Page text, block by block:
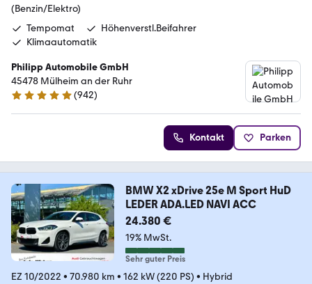
(Benzin/Elektro)
Tempomat
Höhenverstl.Beifahrer
Klimaautomatik
Philipp Automobile GmbH
45478 Mülheim an der Ruhr
4.9 Sterne
(942)
Kontakt Parken
BMW X2 xDrive 25e M Sport HuD
LEDER ADA.LED NAVI ACC
24.380 €
19% MwSt.
Sehr guter Preis
EZ 10/2022 • 70.980 km • 162 kW (220 PS) • Hybrid